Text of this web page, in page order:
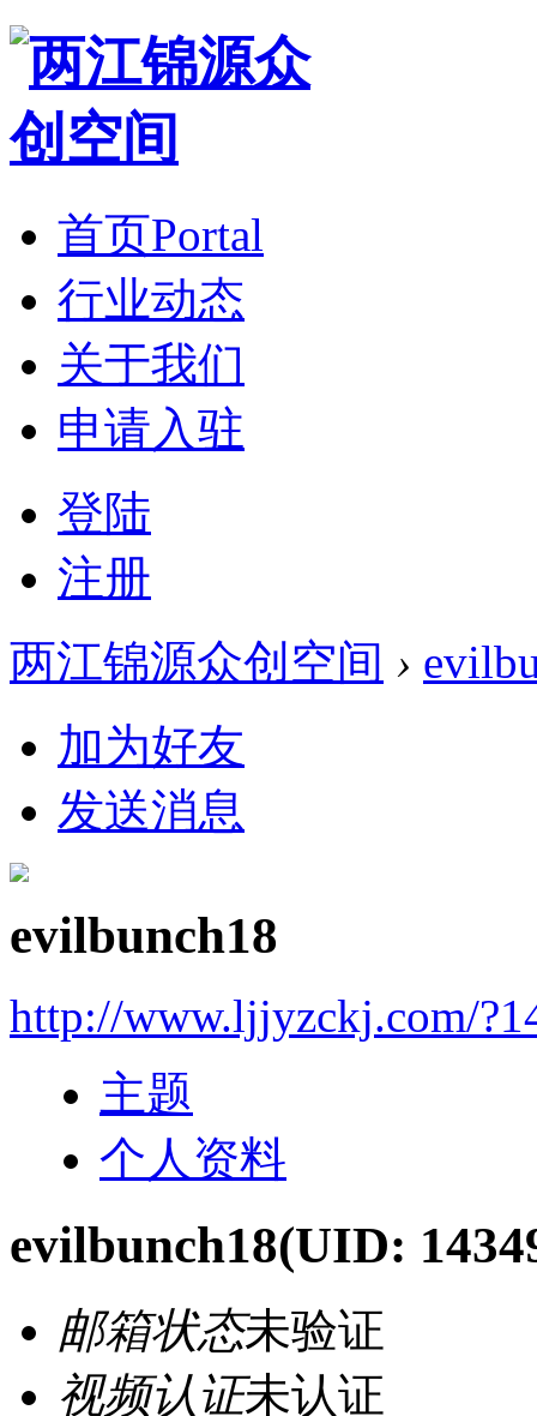
首页Portal
行业动态
关于我们
申请入驻
登陆
注册
两江锦源众创空间 ›
加为好友
发送消息
evilbunch18
http://www.ljjyzckj.com/
主题
个人资料
evilbunch18(UID:
邮箱状态未验证
视频认证未认证